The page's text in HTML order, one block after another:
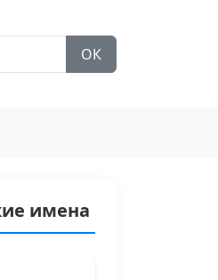
ОК
имена